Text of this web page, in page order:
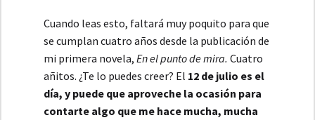
Cuando leas esto, faltará muy poquito para que
se cumplan cuatro años desde la publicación de
mi primera novela, En el punto de mira. Cuatro
añitos. ¿Te lo puedes creer? El 12 de julio es el
día, y puede que aproveche la ocasión para
contarte algo que me hace mucha, mucha